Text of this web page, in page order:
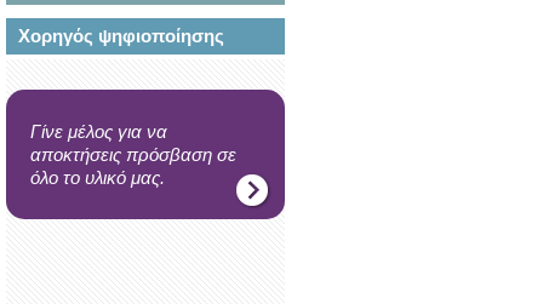
Χορηγός ψηφιοποίησης
Γίνε μέλος για να
αποκτήσεις πρόσβαση σε
όλο το υλικό μας.